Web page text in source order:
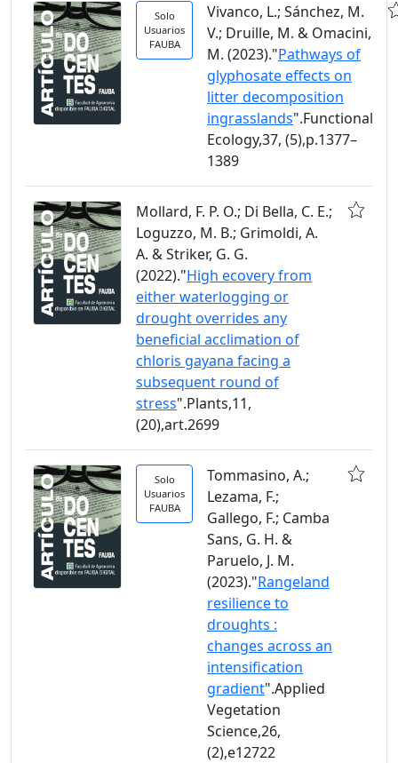
Solo
Usuarios
FAUBA
Vivanco, L.; Sánchez, M.
V.; Druille, M. & Omacini,
M. (2023)."Pathways of
glyphosate effects on
litter decomposition
ingrasslands".Functional
Ecology,37, (5),p.1377–
1389
Mollard, F. P. O.; Di Bella, C. E.;
Loguzzo, M. B.; Grimoldi, A.
A. & Striker, G. G.
(2022)."High ecovery from
either waterlogging or
drought overrides any
beneficial acclimation of
chloris gayana facing a
subsequent round of
stress".Plants,11,
(20),art.2699
Solo
Usuarios
FAUBA
Tommasino, A.;
Lezama, F.;
Gallego, F.; Camba
Sans, G. H. &
Paruelo, J. M.
(2023)."Rangeland
resilience to
droughts :
changes across an
intensification
gradient".Applied
Vegetation
Science,26,
(2),e12722